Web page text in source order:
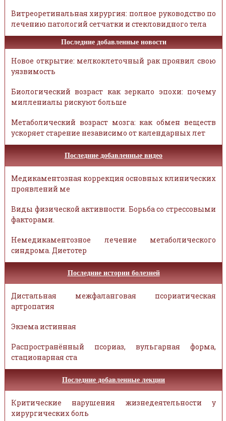
Витреоретинальная хирургия: полное руководство по
лечению патологий сетчатки и стекловидного тела
Последние добавленные новости
Новое открытие: мелкоклеточный рак проявил свою
уязвимость
Биологический возраст как зеркало эпохи: почему
миллениалы рискуют больше
Метаболический возраст мозга: как обмен веществ
ускоряет старение независимо от календарных лет
Последние добавленные видео
Медикаментозная коррекция основных клинических
проявлений ме
Виды физической активности. Борьба со стрессовыми
факторами.
Немедикаментозное лечение метаболического
синдрома. Диетотер
Последние истории болезней
Дистальная межфаланговая псориатическая
артропатия
Экзема истинная
Распространённый псориаз, вульгарная форма,
стационарная ста
Последние добавленные лекции
Критические нарушения жизнедеятельности у
хирургических боль